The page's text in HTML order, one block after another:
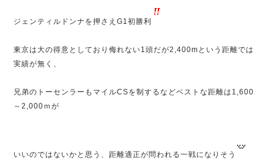
ジェンティルドンナを押さえG1初勝利
東京は大の得意としており侮れない1頭だが2,400mという距離では
実績が無く、
兄弟のトーセンラーもマイルCSを制するなどベストな距離は1,600
～2,000ｍが
いいのではないかと思う、距離適正が問われる一戦になりそう